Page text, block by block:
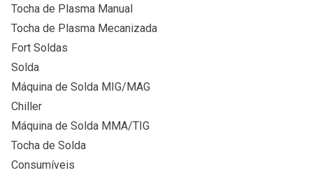
Tocha de Plasma Manual
Tocha de Plasma Mecanizada
Fort Soldas
Solda
Máquina de Solda MIG/MAG
Chiller
Máquina de Solda MMA/TIG
Tocha de Solda
Consumíveis